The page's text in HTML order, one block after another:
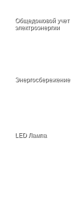
Общедомовой учет
электроэнергии
Энергосбережение
LED Лампа